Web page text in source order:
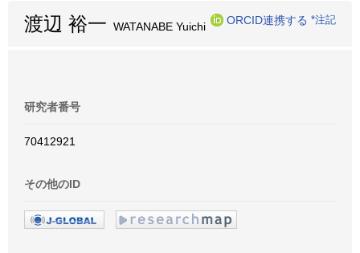
渡辺 裕一 WATANABE Yuichi
ORCID連携する *注記
研究者番号
70412921
その他のID